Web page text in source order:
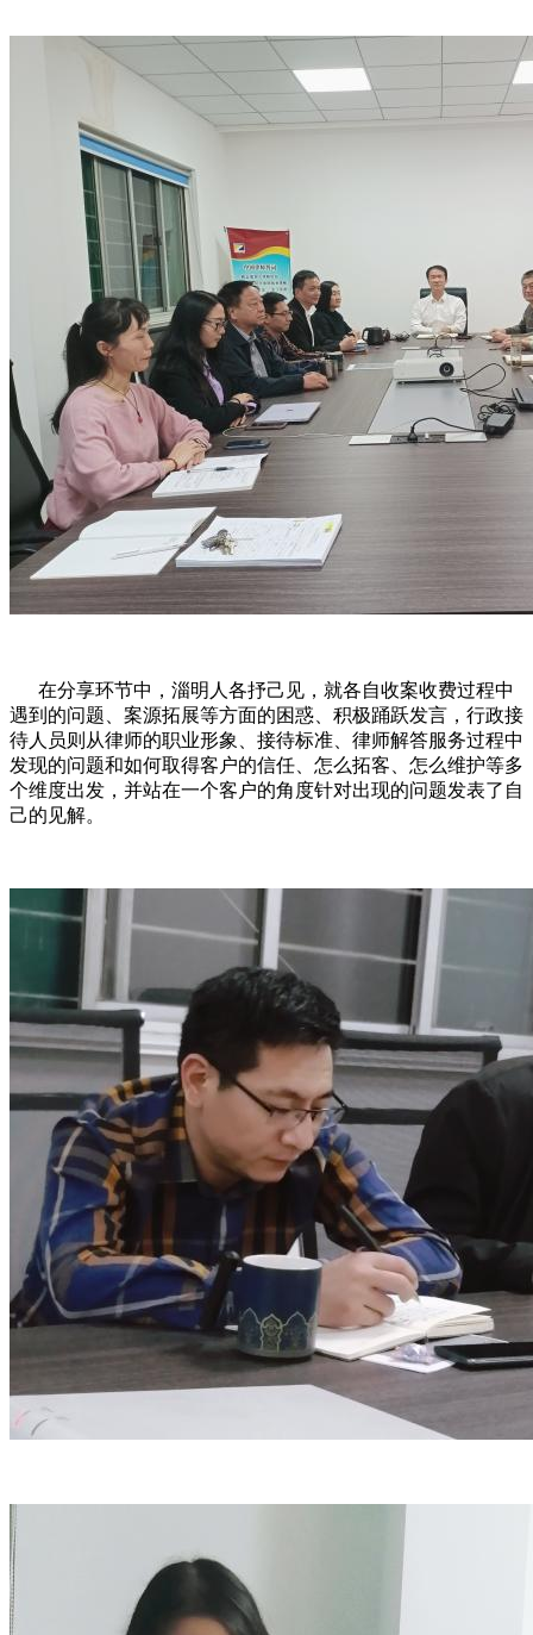
在分享环节中，淄明人各抒己见，就各自收案收费过程中
遇到的问题、案源拓展等方面的困惑、积极踊跃发言，行政接
待人员则从律师的职业形象、接待标准、律师解答服务过程中
发现的问题和如何取得客户的信任、怎么拓客、怎么维护等多
个维度出发，并站在一个客户的角度针对出现的问题发表了自
己的见解。